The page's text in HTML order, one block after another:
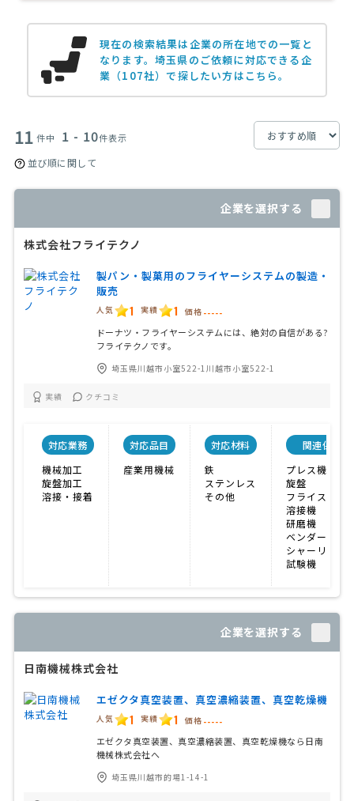
現在の検索結果は企業の所在地での一覧と
なります。埼玉県のご依頼に対応できる企
業（107社）で探したい方はこちら。
11 件中 1 - 10件表示
並び順に関して
企業を選択する
株式会社フライテクノ
製パン・製菓用のフライヤーシステムの製造・
販売
人気 1 実績 1 価格 -----
ドーナツ・フライヤーシステムには、絶対の自信がある?
フライテクノです。
埼玉県川越市小室522-1川越市小室522-1
実績 クチコミ
対応業務
機械加工
旋盤加工
溶接・接着
対応品目
産業用機械
対応材料
鉄
ステンレス
その他
関連保有設
プレス機
旋盤
フライス盤
溶接機
研磨機
ベンダー
シャーリング
試験機
企業を選択する
日南機械株式会社
エゼクタ真空装置、真空濃縮装置、真空乾燥機
人気 1 実績 1 価格 -----
エゼクタ真空装置、真空濃縮装置、真空乾燥機なら日南
機械株式会社へ
埼玉県川越市的場1-14-1